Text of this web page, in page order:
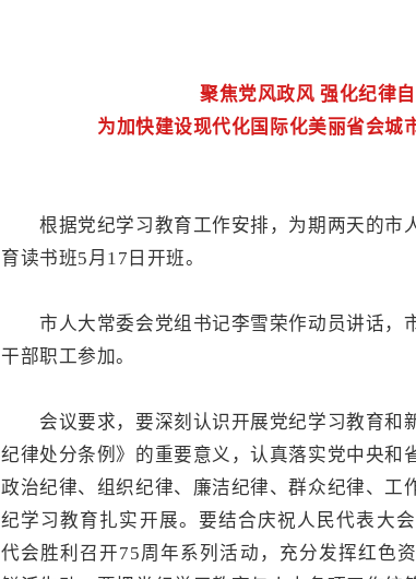
聚焦党风政风 强化纪律
为加快建设现代化国际化美丽省会城
根据党纪学习教育工作安排，为期两天的市
育读书班5月17日开班。
市人大常委会党组书记李雪荣作动员讲话，
干部职工参加。
会议要求，要深刻认识开展党纪学习教育和
纪律处分条例》的重要意义，认真落实党中央和
政治纪律、组织纪律、廉洁纪律、群众纪律、工
纪学习教育扎实开展。要结合庆祝人民代表大
代会胜利召开75周年系列活动，充分发挥红色